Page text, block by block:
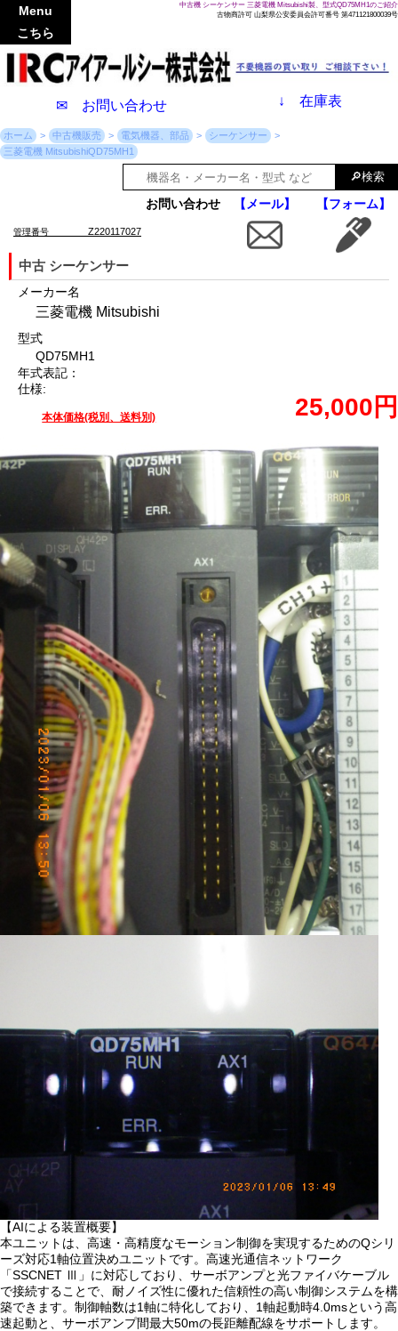
中古機 シーケンサー 三菱電機 Mitsubishi製、型式QD75MH1のご紹介
古物商許可 山梨県公安委員会許可番号 第471121800039号
✉ お問い合わせ ↓ 在庫表
Menu
こちら
ホーム 中古機販売 電気機器、部品
シーケンサー
三菱電機 MitsubishiQD75MH1
お問い合わせ 【メール】 【フォーム】
管理番号 Z220117027
中古 シーケンサー
メーカー名
三菱電機 Mitsubishi
型式
QD75MH1
年式表記：
仕様:
本体価格(税別、送料別) 25,000円
【AIによる装置概要】
本ユニットは、高速・高精度なモーション制御を実現するためのQシリ
ーズ対応1軸位置決めユニットです。高速光通信ネットワーク
「SSCNET Ⅲ」に対応しており、サーボアンプと光ファイバケーブル
で接続することで、耐ノイズ性に優れた信頼性の高い制御システムを構
築できます。制御軸数は1軸に特化しており、1軸起動時4.0msという高
速起動と、サーボアンプ間最大50mの長距離配線をサポートします。